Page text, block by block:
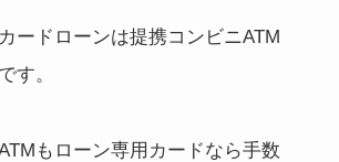
ードローンは提携コンビニATM
す。
もローン専用カードなら手数